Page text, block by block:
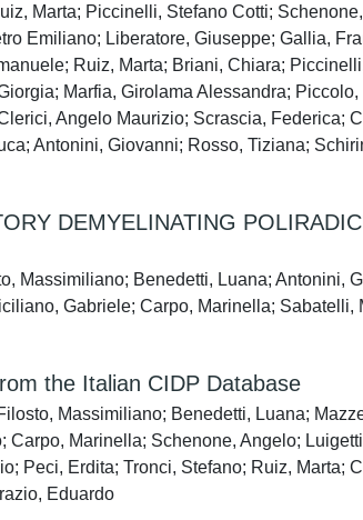
Marta; Piccinelli, Stefano Cotti;
Emiliano; Liberatore, Giuseppe; Gallia,
Ruiz, Marta; Briani, Chiara;
Marfia, Girolama Alessandra;
Angelo Maurizio; Scrascia, Federica;
Antonini, Giovanni; Rosso, Tiziana;
DEMYELINATING
Massimiliano; Benedetti, Luana; Antonini,
Gabriele; Carpo, Marinella; Sabatelli,
the Italian CIDP Database
Massimiliano; Benedetti, Luana;
Marinella; Schenone, Angelo;
Peci, Erdita; Tronci, Stefano; Ruiz, Marta;
Eduardo